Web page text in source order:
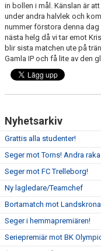
in bollen i mål. Känslan är
under andra halvlek och
nummer förstora denna dag
nästa helg då vi tar emot
blir sista matchen ute på
Gamla IP och få lite av den
Nyhetsarkiv
Grattis alla studenter!
Seger mot Torns! Andra
Seger mot FC Trelleborg!
Ny lagledare/Teamchef
Bortamatch mot Landskrona
Seger i hemmapremiären!
Seriepremiär mot BK